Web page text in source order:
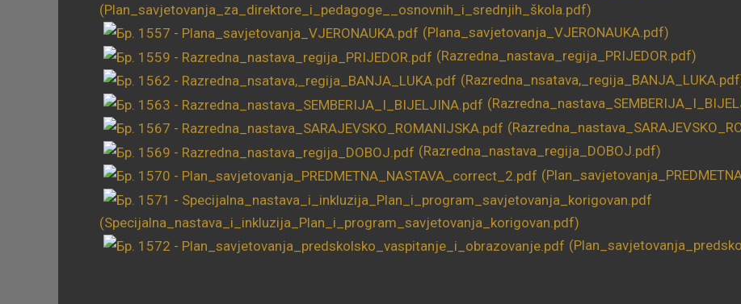
(Plan_savjetovanja_za_direktore_i_pedagoge__osnovnih_i_srednjih_škola.pdf)
(Plana_savjetovanja_VJERONAUKA.pdf)
(Razredna_nastava_regija_PRIJEDOR.pdf)
(Razredna_nastava_regija_DOBOJ.pdf)
(Specijalna_nastava_i_inkluzija_Plan_i_program_savjetovanja_korigovan.pdf)